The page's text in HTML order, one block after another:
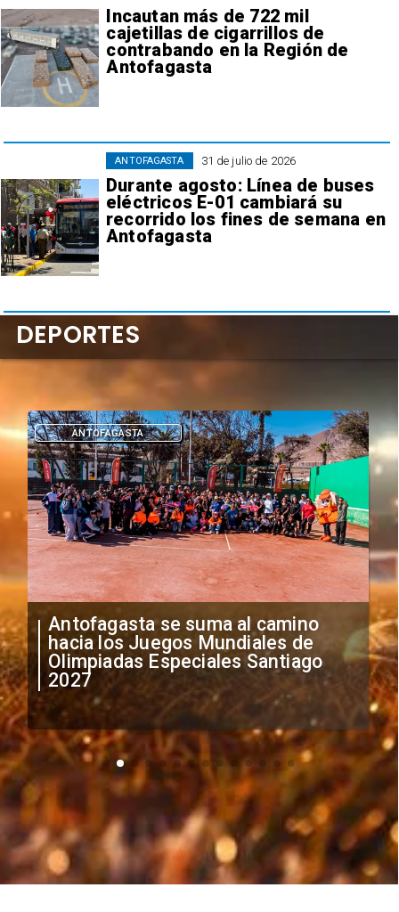
Incautan más de 722 mil
cajetillas de cigarrillos de
contrabando en la Región de
Antofagasta
31 de julio de 2026
Durante agosto: Línea de buses
eléctricos E-01 cambiará su
recorrido los fines de semana en
Antofagasta
ANTOFAGASTA
"Falta de profesionalismo": Sifup
anuncia medidas por situación
irregular de futbolistas
extranjeros
DEPORTES
DEPORTES